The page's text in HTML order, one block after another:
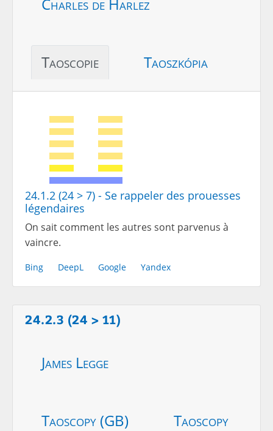
Taoscopie Taoszkópia
24.1.2 (24 > 7) - Se rappeler des prouesses
légendaires
On sait comment les autres sont parvenus à
vaincre.
Bing DeepL Google Yandex
24.2.3 (24 > 11)
James Legge
Taoscopy (GB) Taoscopy